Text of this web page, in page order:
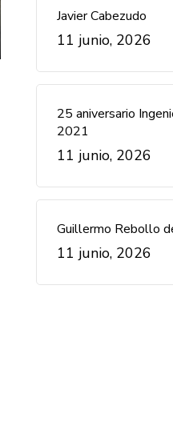
Javier Cabezudo
11 junio, 2026
25 aniversario
2021
11 junio, 2026
Guillermo Rebollo
11 junio, 2026